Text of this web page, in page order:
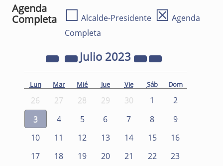
Agenda
Completa
☐ Alcalde-Presidente ☒ Agenda
Completa
Julio 2023
Lun Mar Mié Jue Vie Sáb Dom
26 27 28 29 30 1
2
3
4 5 6 7 8
9
10
11 12 13 14 15
16
17
18 19 20 21 22
23